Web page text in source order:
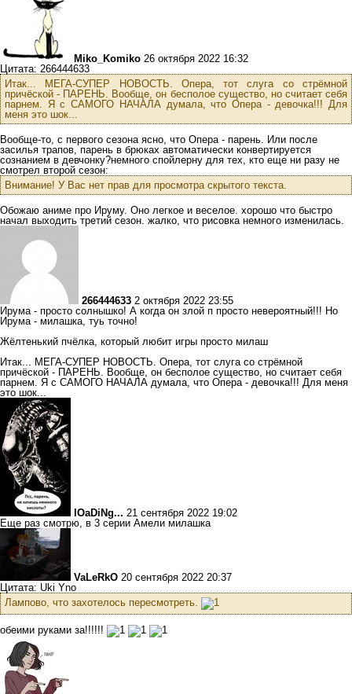
Miko_Komiko 26 октября 2022 16:32
Цитата: 266444633
Итак... МЕГА-СУПЕР НОВОСТЬ. Опера, тот слуга со стрёмной
причёской - ПАРЕНЬ. Вообще, он бесполое существо, но считает себя
парнем. Я с САМОГО НАЧАЛА думала, что Опера - девочка!!! Для
меня это шок...
Вообще-то, с первого сезона ясно, что Опера - парень. Или после
засилья трапов, парень в брюках автоматически конвертируется
сознанием в девчонку?немного спойлерну для тех, кто еще ни разу не
смотрел второй сезон:
Внимание! У Вас нет прав для просмотра скрытого текста.
Обожаю аниме про Ируму. Оно легкое и веселое. хорошо что быстро
начал выходить третий сезон. жалко, что рисовка немного изменилась.
266444633 2 октября 2022 23:55
Ирума - просто солнышко! А когда он злой п просто невероятный!!! Но
Ирума - милашка, туь точно!
Жёлтенький пчёлка, который любит игры просто милаш
Итак... МЕГА-СУПЕР НОВОСТЬ. Опера, тот слуга со стрёмной
причёской - ПАРЕНЬ. Вообще, он бесполое существо, но считает себя
парнем. Я с САМОГО НАЧАЛА думала, что Опера - девочка!!! Для меня
это шок...
lOaDiNg... 21 сентября 2022 19:02
Еще раз смотрю, в 3 серии Амели милашка
VaLeRkO 20 сентября 2022 20:37
Цитата: Uki Yno
Лампово, что захотелось пересмотреть.
обеими руками за!!!!!!